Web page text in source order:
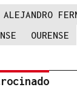
ALEJANDRO
OURENSE